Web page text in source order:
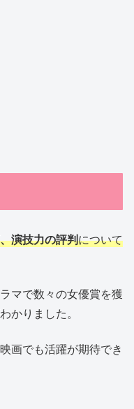
演技力の評判について
マで数々の女優賞を獲
かりました。
画でも活躍が期待でき